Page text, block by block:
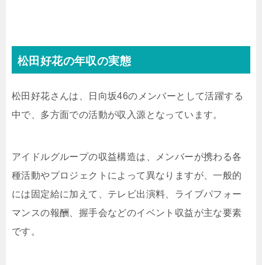
松田好花の年収の実態
松田好花さんは、日向坂46のメンバーとして活躍する
中で、多方面での活動が収入源となっています。
アイドルグループの収益構造は、メンバーが携わる各
種活動やプロジェクトによって異なりますが、一般的
には固定給に加えて、テレビ出演料、ライブパフォー
マンスの報酬、握手会などのイベント収益が主な要素
です。